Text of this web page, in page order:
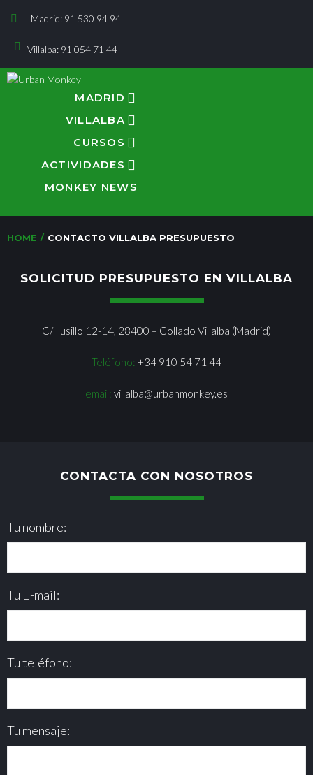
Madrid: 91 530 94 94
Villalba: 91 054 71 44
MADRID
VILLALBA
CURSOS
ACTIVIDADES
MONKEY NEWS
HOME / CONTACTO VILLALBA PRESUPUESTO
SOLICITUD PRESUPUESTO EN VILLALBA
C/Husillo 12-14, 28400 – Collado Villalba (Madrid)
Teléfono: +34 910 54 71 44
email: villalba@urbanmonkey.es
CONTACTA CON NOSOTROS
Tu nombre:
Tu E-mail:
Tu teléfono:
Tu mensaje: